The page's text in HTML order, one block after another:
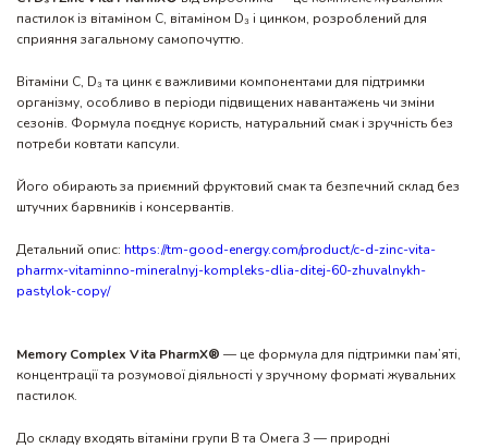
пастилок із вітаміном С, вітаміном D₃ і цинком, розроблений для
сприяння загальному самопочуттю.
Вітаміни С, D₃ та цинк є важливими компонентами для підтримки
організму, особливо в періоди підвищених навантажень чи зміни
сезонів. Формула поєднує користь, натуральний смак і зручність без
потреби ковтати капсули.
Його обирають за приємний фруктовий смак та безпечний склад без
штучних барвників і консервантів.
Детальний опис: https://tm-good-energy.com/product/c-d-zinc-vita-
pharmx-vitaminno-mineralnyj-kompleks-dlia-ditej-60-zhuvalnykh-
pastylok-copy/
Memory Complex Vita PharmX® — це формула для підтримки пам’яті,
концентрації та розумової діяльності у зручному форматі жувальних
пастилок.
До складу входять вітаміни групи B та Омега 3 — природні